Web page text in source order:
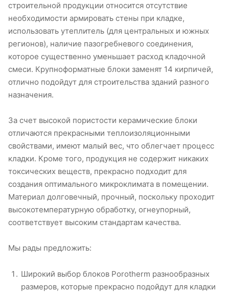
строительной продукции относится отсутствие
необходимости армировать стены при кладке,
использовать утеплитель (для центральных и южных
регионов), наличие пазогребневого соединения,
которое существенно уменьшает расход кладочной
смеси. Крупноформатные блоки заменят 14 кирпичей,
отлично подойдут для строительства зданий разного
назначения.
За счет высокой пористости керамические блоки
отличаются прекрасными теплоизоляционными
свойствами, имеют малый вес, что облегчает процесс
кладки. Кроме того, продукция не содержит никаких
токсических веществ, прекрасно подходит для
создания оптимального микроклимата в помещении.
Материал долговечный, прочный, поскольку проходит
высокотемпературную обработку, огнеупорный,
соответствует высоким стандартам качества.
Мы рады предложить:
Широкий выбор блоков Porotherm разнообразных
размеров, которые прекрасно подойдут для кладки